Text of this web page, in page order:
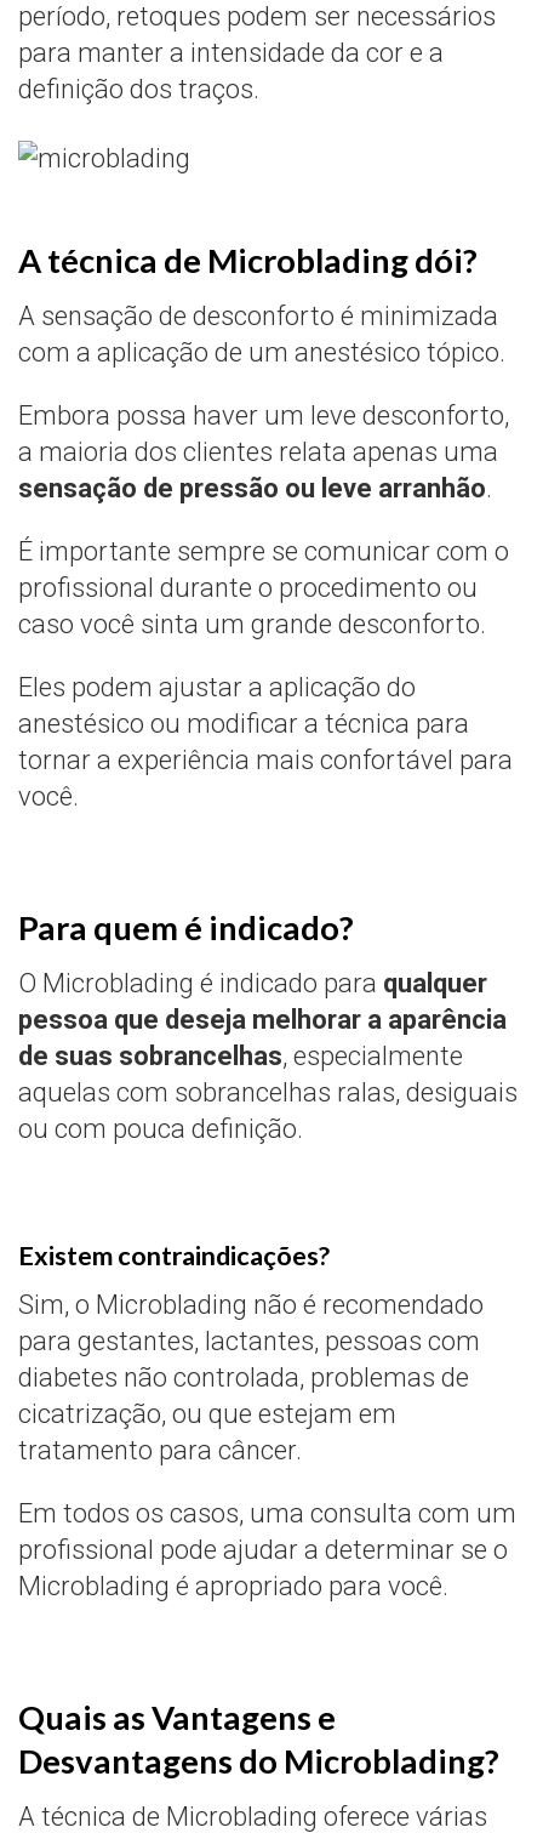
período, retoques podem ser necessários
para manter a intensidade da cor e a
definição dos traços.
A técnica de Microblading dói?
A sensação de desconforto é minimizada
com a aplicação de um anestésico tópico.
Embora possa haver um leve desconforto,
a maioria dos clientes relata apenas uma
sensação de pressão ou leve arranhão.
É importante sempre se comunicar com o
profissional durante o procedimento ou
caso você sinta um grande desconforto.
Eles podem ajustar a aplicação do
anestésico ou modificar a técnica para
tornar a experiência mais confortável para
você.
Para quem é indicado?
O Microblading é indicado para qualquer
pessoa que deseja melhorar a aparência
de suas sobrancelhas, especialmente
aquelas com sobrancelhas ralas, desiguais
ou com pouca definição.
Existem contraindicações?
Sim, o Microblading não é recomendado
para gestantes, lactantes, pessoas com
diabetes não controlada, problemas de
cicatrização, ou que estejam em
tratamento para câncer.
Em todos os casos, uma consulta com um
profissional pode ajudar a determinar se o
Microblading é apropriado para você.
Quais as Vantagens e
Desvantagens do Microblading?
A técnica de Microblading oferece várias